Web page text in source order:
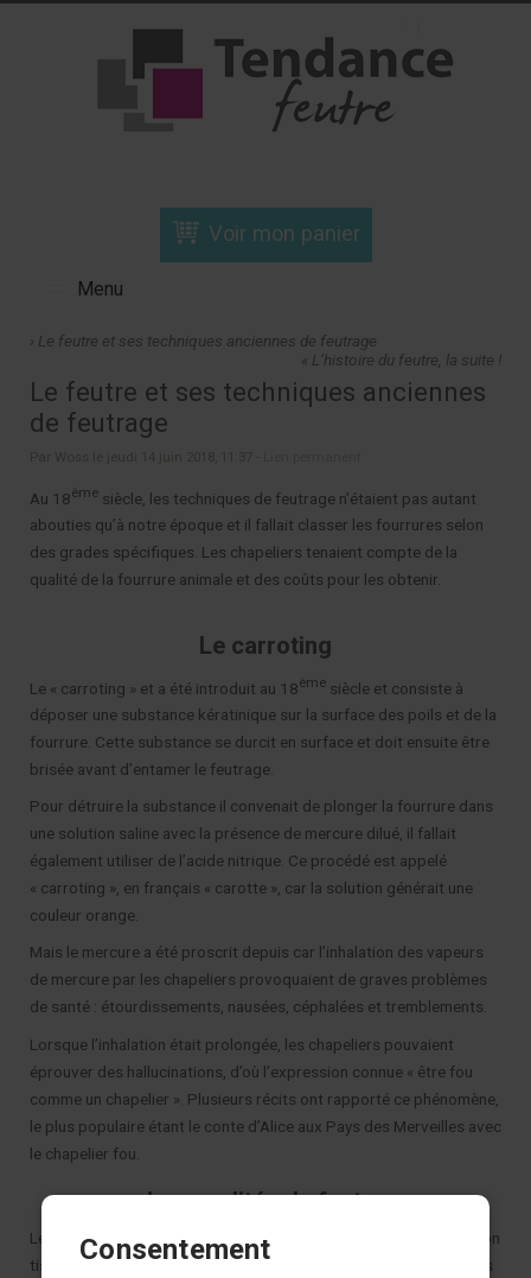
Voir mon panier
Menu
› Le feutre et ses techniques anciennes de feutrage
« L’histoire du feutre, la suite !
Le feutre et ses techniques anciennes
de feutrage
Par Woss le jeudi 14 juin 2018, 11:37 -
Au 18ème siècle, les techniques de feutrage n’étaient pas autant
abouties qu’à notre époque et il fallait classer les fourrures selon
des grades spécifiques. Les chapeliers tenaient compte de la
qualité de la fourrure animale et des coûts pour les obtenir.
Le carroting
Le « carroting » et a été introduit au 18ème siècle et consiste à
déposer une substance kératinique sur la surface des poils et de la
fourrure. Cette substance se durcit en surface et doit ensuite être
brisée avant d’entamer le feutrage.
Pour détruire la substance il convenait de plonger la fourrure dans
une solution saline avec la présence de mercure dilué, il fallait
également utiliser de l’acide nitrique. Ce procédé est appelé
« carroting », en français « carotte », car la solution générait une
couleur orange.
Mais le mercure a été proscrit depuis car l’inhalation des vapeurs
de mercure par les chapeliers provoquaient de graves problèmes
de santé : étourdissements, nausées, céphalées et tremblements.
Lorsque l’inhalation était prolongée, les chapeliers pouvaient
éprouver des hallucinations, d’où l’expression connue « être fou
comme un chapelier ». Plusieurs récits ont rapporté ce phénomène,
le plus populaire étant le conte d’Alice aux Pays des Merveilles avec
le chapelier fou.
Les qualités du feutre
Le feutre dispose de nombreuses qualités qui en font un textile non
tissé très apprécié de ceux qui souhaitent réaliser de petits objets
Consentement